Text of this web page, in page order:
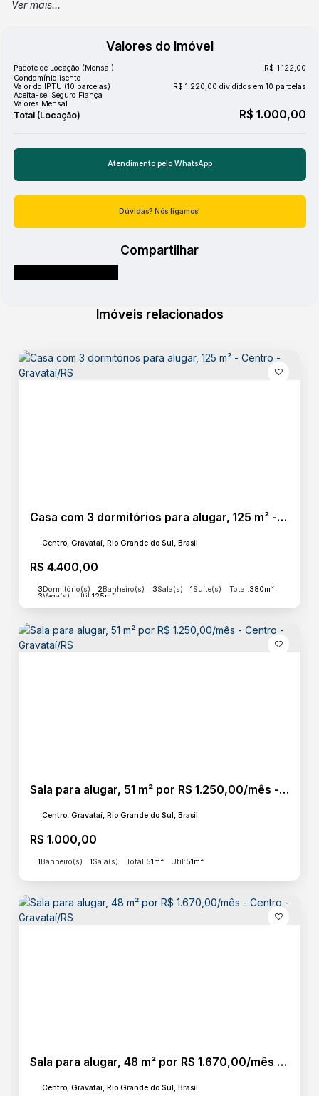
Igreja Evangélica
Posto de Gasolina
Postos de Saude
Praça/Parque
Restaurante
Salões de Beleza e Barbearia
Acabamento
Ver mais...
Valores do Imóvel
R$ 1.000,00
Valores Mensal
Aceita-se: Seguro Fiança
Valor do IPTU (10 parcelas) R$ 1.220,00 divididos em 10 parcelas
Condomínio isento
R$ 1.122,00
Pacote de Locação (Mensal)
Dúvidas? Nós ligamos!
Compartilhar
Imóveis relacionados
Casa com 3 dormitórios para alugar, 125 m² - Centro - Gravataí/RS
R$ 4.400,00
Centro, Gravataí, Rio Grande do Sul, Brasil
3Dormitório(s) 2Banheiro(s) 3Sala(s) 1Suíte(s) Total:380m²
3Vaga(s) Útil:125m²
Sala para alugar, 51 m² por R$ 1.250,00/mês - Centro - Gravataí/RS
R$ 1.000,00
Centro, Gravataí, Rio Grande do Sul, Brasil
1Banheiro(s) 1Sala(s) Total:51m² Útil:51m²
Sala para alugar, 48 m² por R$ 1.670,00/mês - Centro - Gravataí/RS
Centro, Gravataí, Rio Grande do Sul, Brasil